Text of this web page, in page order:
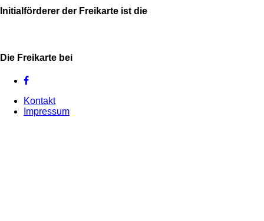
Initialförderer der Freikarte ist die
Die Freikarte bei
Kontakt
Impressum